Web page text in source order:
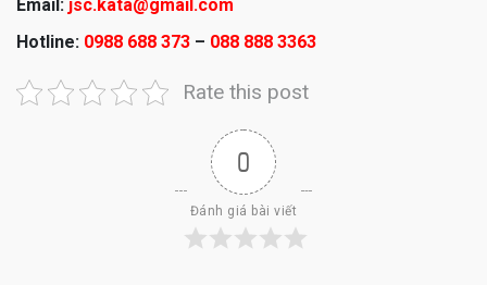
Email: jsc.kata@gmail.com
Hotline: 0988 688 373 – 088 888 3363
Rate this post
0
Đánh giá bài viết